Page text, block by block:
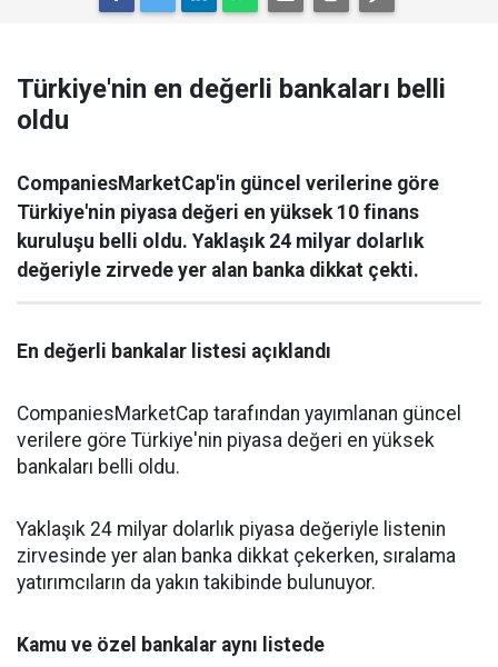
Türkiye'nin en değerli bankaları belli
oldu
CompaniesMarketCap'in güncel verilerine göre
Türkiye'nin piyasa değeri en yüksek 10 finans
kuruluşu belli oldu. Yaklaşık 24 milyar dolarlık
değeriyle zirvede yer alan banka dikkat çekti.
En değerli bankalar listesi açıklandı
CompaniesMarketCap tarafından yayımlanan güncel
verilere göre Türkiye'nin piyasa değeri en yüksek
bankaları belli oldu.
Yaklaşık 24 milyar dolarlık piyasa değeriyle listenin
zirvesinde yer alan banka dikkat çekerken, sıralama
yatırımcıların da yakın takibinde bulunuyor.
Kamu ve özel bankalar aynı listede